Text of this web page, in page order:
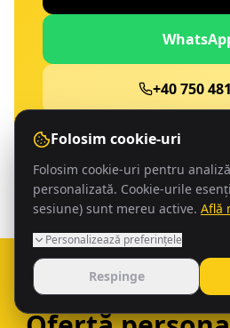
+40 750
4,9 din 205+
Folosim cookie-uri
Folosim cookie-uri pentru
personalizată. Cookie-urile
sesiune) sunt mereu active. Află
Personalizează preferințele
Respinge